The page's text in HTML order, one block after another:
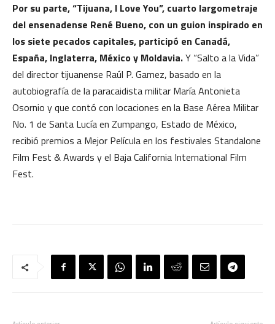
Por su parte, “Tijuana, I Love You”, cuarto largometraje
del ensenadense René Bueno, con un guion inspirado en
los siete pecados capitales, participó en Canadá,
España, Inglaterra, México y Moldavia.Y “Salto a la Vida”
del director tijuanense Raúl P. Gamez, basado en la
autobiografía de la paracaidista militar María Antonieta
Osornio y que contó con locaciones en la Base Aérea Militar
No. 1 de Santa Lucía en Zumpango, Estado de México,
recibió premios a Mejor Película en los festivales Standalone
Film Fest & Awards y el Baja California International Film
Fest.